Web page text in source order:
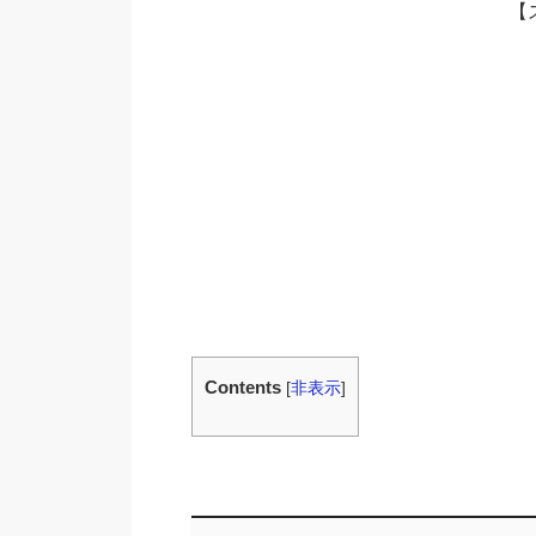
Contents [非表示]